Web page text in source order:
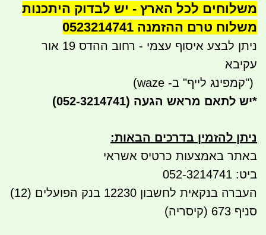
משלוחים לכל הארץ - יש לבדוק היתכנות
משלוח טרם ההזמנה 0523214741
ניתן לבצע איסוף עצמי - רחוב ההדס 19 אור
עקיבא
")קמפינג לייף" ב- waze)
*יש לתאם מראש הגעה (052-3214741)
ניתן להזמין בדרכים הבאות:
באתר באמצעות כרטיס אשראי
ביט: 052-3214741
העברה בנקאית לחשבון 12230 בנק הפועלים (12)
סניף 673 (קיסריה)